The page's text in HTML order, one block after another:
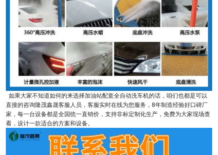
如果大家不知道如何的来选择加油站配套全自动洗车机的话，咱们也都是可以
直接的咨询隆茂鑫晟客服人员，客服实时在线为您服务，8年制造经验好口碑厂
家，每一台设备都是全国统一直销价，支持非标定制化生产，免费为大家现场查
看，设计一款适合的方案和设备。